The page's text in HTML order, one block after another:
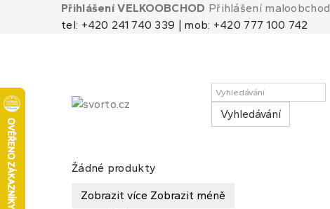
Přihlášení VELKOOBCHOD Přihlášení maloobchod
tel: +420 241 740 339 | mob: +420 777 100 742
Vyhledávání
Košík
(prázdný)
Žádné produkty
Zobrazit více Zobrazit méně